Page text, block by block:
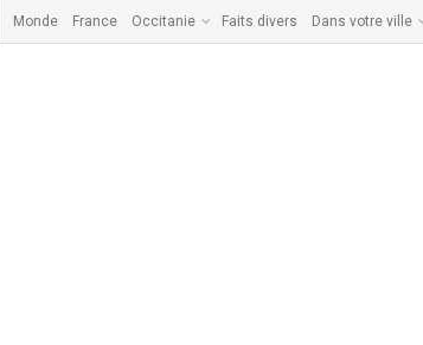
Monde France Occitanie Faits divers Dans votre ville